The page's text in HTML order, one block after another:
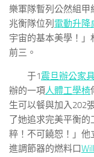
樂軍隊暫列公然組甲
兆衡隊位列 電動升降
宇宙的基本美學！」
前三。
于1震旦辦公家
辦的一項人體工學椅
生可以餐與加入202
了她追求完美平衡
粹！不可饒恕！」他
進調節器的燃料口